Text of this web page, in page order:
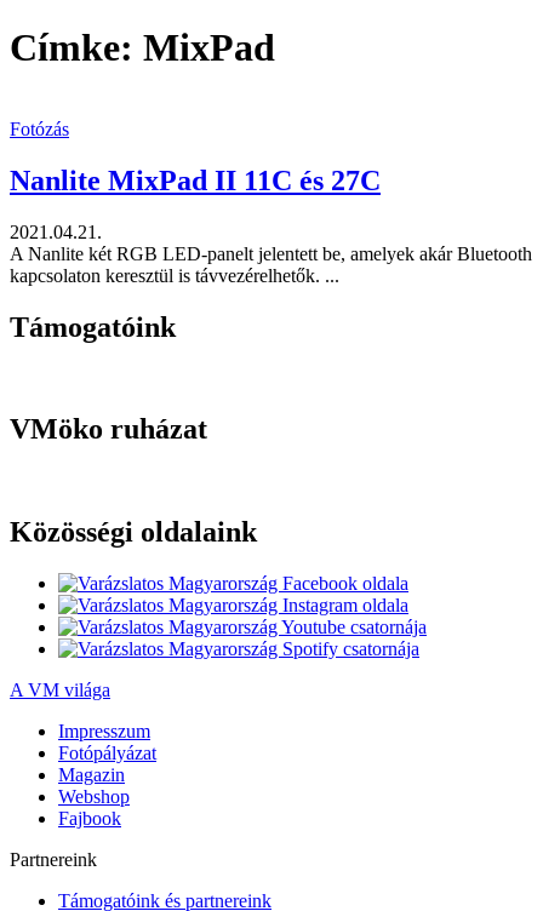
Címke: MixPad
Fotózás
Nanlite MixPad II 11C és 27C
2021.04.21.
A Nanlite két RGB LED-panelt jelentett be, amelyek akár Bluetooth
kapcsolaton keresztül is távvezérelhetők. ...
Támogatóink
VMöko ruházat
Közösségi oldalaink
A VM világa
Impresszum
Fotópályázat
Magazin
Webshop
Fajbook
Partnereink
Támogatóink és partnereink